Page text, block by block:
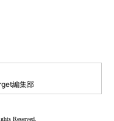
編集部
Reserved.